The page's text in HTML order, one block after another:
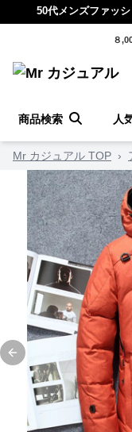
50代メンズファッ
８
商品検索 人
Mr カジュアル TOP ›
Previous slide